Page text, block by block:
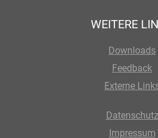
WEITERE
Downloads
Feedback
Externe
Datenschutz
Impressum